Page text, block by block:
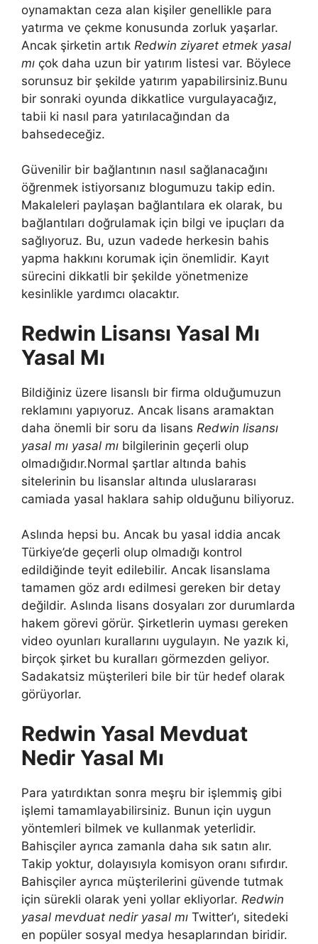
oynamaktan ceza alan kişiler genellikle para
yatırma ve çekme konusunda zorluk yaşarlar.
Ancak şirketin artık Redwin ziyaret etmek yasal
mı çok daha uzun bir yatırım listesi var. Böylece
sorunsuz bir şekilde yatırım yapabilirsiniz.Bunu
bir sonraki oyunda dikkatlice vurgulayacağız,
tabii ki nasıl para yatırılacağından da
bahsedeceğiz.
Güvenilir bir bağlantının nasıl sağlanacağını
öğrenmek istiyorsanız blogumuzu takip edin.
Makaleleri paylaşan bağlantılara ek olarak, bu
bağlantıları doğrulamak için bilgi ve ipuçları da
sağlıyoruz. Bu, uzun vadede herkesin bahis
yapma hakkını korumak için önemlidir. Kayıt
sürecini dikkatli bir şekilde yönetmenize
kesinlikle yardımcı olacaktır.
Redwin Lisansı Yasal Mı
Yasal Mı
Bildiğiniz üzere lisanslı bir firma olduğumuzun
reklamını yapıyoruz. Ancak lisans aramaktan
daha önemli bir soru da lisans Redwin lisansı
yasal mı yasal mı bilgilerinin geçerli olup
olmadığıdır.Normal şartlar altında bahis
sitelerinin bu lisanslar altında uluslararası
camiada yasal haklara sahip olduğunu biliyoruz.
Aslında hepsi bu. Ancak bu yasal iddia ancak
Türkiye’de geçerli olup olmadığı kontrol
edildiğinde teyit edilebilir. Ancak lisanslama
tamamen göz ardı edilmesi gereken bir detay
değildir. Aslında lisans dosyaları zor durumlarda
hakem görevi görür. Şirketlerin uyması gereken
video oyunları kurallarını uygulayın. Ne yazık ki,
birçok şirket bu kuralları görmezden geliyor.
Sadakatsiz müşterileri bile bir tür hedef olarak
görüyorlar.
Redwin Yasal Mevduat
Nedir Yasal Mı
Para yatırdıktan sonra meşru bir işlemmiş gibi
işlemi tamamlayabilirsiniz. Bunun için uygun
yöntemleri bilmek ve kullanmak yeterlidir.
Bahisçiler ayrıca zamanla daha sık satın alır.
Takip yoktur, dolayısıyla komisyon oranı sıfırdır.
Bahisçiler ayrıca müşterilerini güvende tutmak
için sürekli olarak yeni yollar ekliyorlar. Redwin
yasal mevduat nedir yasal mı Twitter’ı, sitedeki
en popüler sosyal medya hesaplarından biridir.